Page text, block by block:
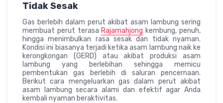
Tidak Sesak
Gas berlebih dalam perut akibat asam lambung sering
membuat perut terasa Rajamahjong kembung, penuh,
hingga menimbulkan rasa sesak dan tidak nyaman.
Kondisi ini biasanya terjadi ketika asam lambung naik ke
kerongkongan (GERD) atau akibat produksi asam
lambung yang berlebihan sehingga memicu
pembentukan gas berlebih di saluran pencernaan.
Berikut cara mengeluarkan gas dalam perut akibat
asam lambung secara alami dan efektif agar Anda
kembali nyaman beraktivitas.